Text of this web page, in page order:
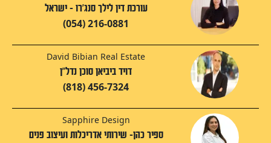
עורכת דין לילך סנג'רו - ישראל
(054) 216-0881
David Bibian Real Estate
דויד ביביאן סוכן נדל"ן
(818) 456-7324
Sapphire Design
ספיר כהן- שירותי אדריכלות ועיצוב פנים